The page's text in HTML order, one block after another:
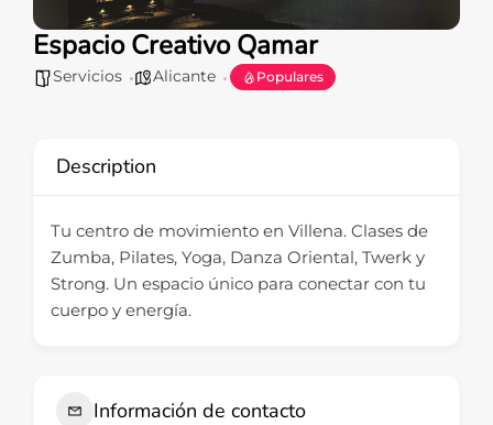
Espacio Creativo Qamar
Servicios Alicante Populares
Description
Tu centro de movimiento en Villena. Clases de
Zumba, Pilates, Yoga, Danza Oriental, Twerk y
Strong. Un espacio único para conectar con tu
cuerpo y energía.
Información de contacto